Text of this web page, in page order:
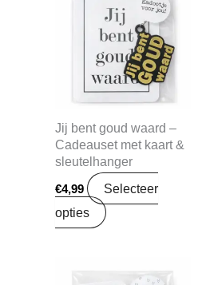
Jij bent goud waard –
Cadeauset met kaart &
sleutelhanger
€4,99
Selecteer
opties